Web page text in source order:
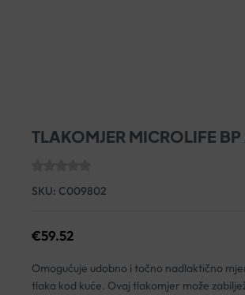
TLAKOMJER MICROLIFE
SKU: C009802
€59.52
Omogućuje udobno i točno nadlaktično
tlaka kod kuće. Ovaj tlakomjer može